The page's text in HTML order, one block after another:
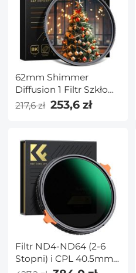
62mm Shimmer
Diffusion 1 Filtr Szkło
optyczne Filtr z
efektem migotania do
Seria Nano-X
217,6 zł 253,6 zł
Filtr ND4-ND64 (2-6
Stopni) i CPL 40.5mm,